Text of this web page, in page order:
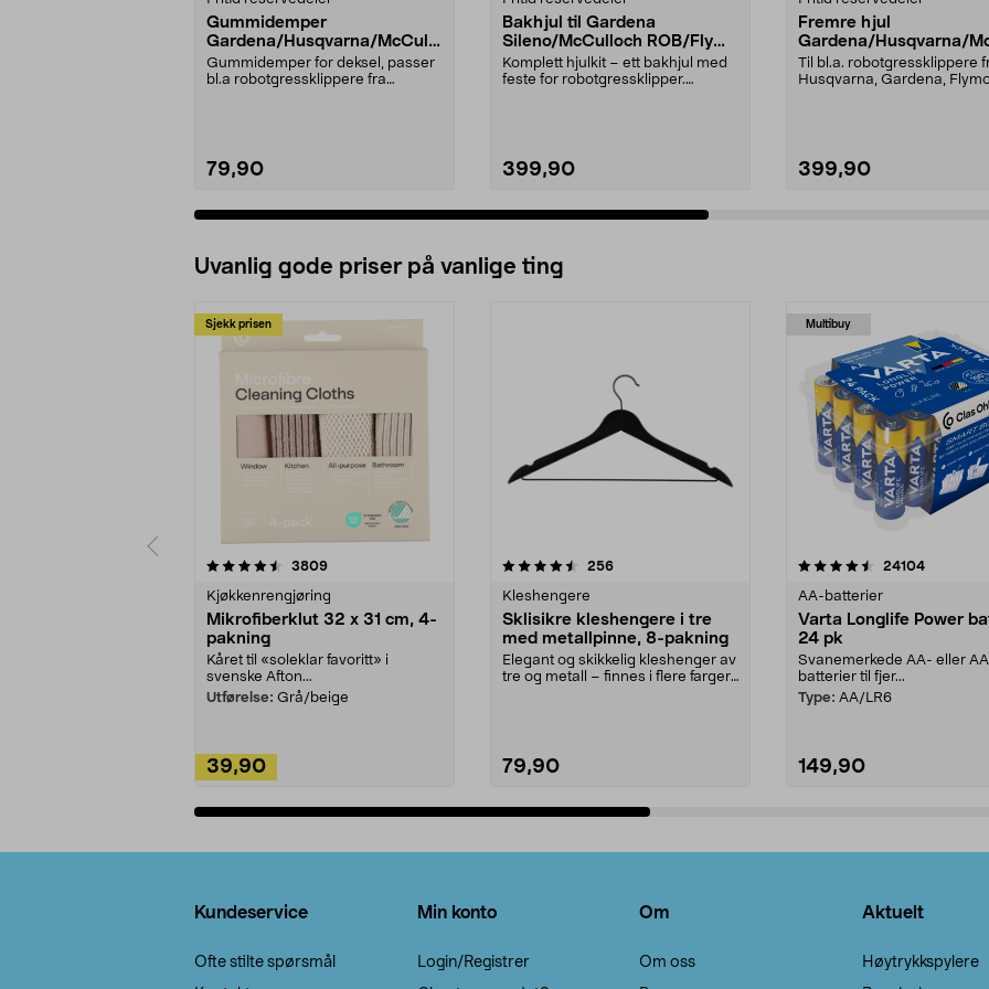
Gummidemper
Gardena/Husqvarna/McCullo
ch/Flymo
Gummidemper for deksel, passer
bl.a robotgressklippere fra
79,90
Bakhjul til Gardena
Sileno/McCulloch ROB/Flymo
Easilife
Komplett hjulkit – ett bakhjul med
feste for robotgressklipper.
399,90
Fremre hjul
Gardena/Husqvarna/
ch/Flymo
Til bl.a. robotgressklippere
Husqvarna, Gardena,
399,90
Uvanlig gode priser på vanlige ting
Sjekk prisen
3809anmeldelser
Kjøkkenrengjøring
Mikrofiberklut 32 x 31 cm, 4-
pakning
Kåret til «soleklar favoritt» i
svenske Afton...
Utførelse: Grå/beige
39,90
4.5av 5 stjerner 256anmeldelser
Kleshengere
Sklisikre kleshengere i tre
med metallpinne, 8-pakning
Elegant og skikkelig kleshenger av
tre og metall – finnes i flere farger.
79,90
Multibuy
4.5av 5 stjerner 24104
AA-batterier
Varta Longlife Power
24 pk
Svanemerkede AA- eller
batterier til fjer...
Type: AA/LR6
149,90
4.5av 5 stjerner
Kundeservice
Ofte stilte spørsmål
Min konto
Login/Registrer
Om
Om oss
Aktuelt
Høytrykkspylere